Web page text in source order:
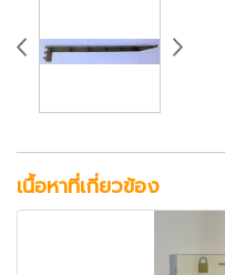
เนื้อหาที่เกี่ยวข้อง